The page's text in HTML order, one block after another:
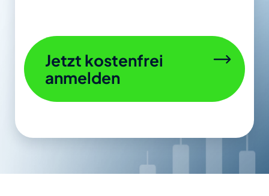
Jetzt kostenfrei
anmelden